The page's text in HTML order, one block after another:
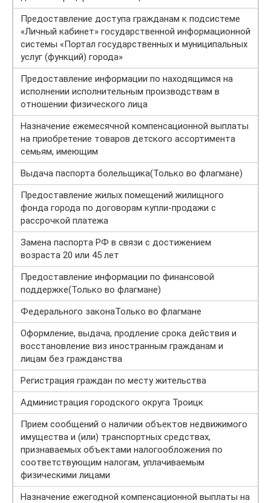
Предоставление доступа гражданам к подсистеме
«Личный кабинет» государственной информационной
системы «Портал государственных и муниципальных
услуг (функций) города»
Предоставление информации по находящимся на
исполнении исполнительным производствам в
отношении физического лица
Назначение ежемесячной компенсационной выплаты
на приобретение товаров детского ассортимента
семьям, имеющим
Выдача паспорта болельщика(Только во флагмане)
Предоставление жилых помещений жилищного
фонда города по договорам купли-продажи с
рассрочкой платежа
Замена паспорта РФ в связи с достижением
возраста 20 или 45 лет
Предоставление информации по финансовой
поддержке(Только во флагмане)
Федерального законаТолько во флагмане
Оформление, выдача, продление срока действия и
восстановление виз иностранным гражданам и
лицам без гражданства
Регистрация граждан по месту жительства
Администрация городского округа Троицк
Прием сообщений о наличии объектов недвижимого
имущества и (или) транспортных средствах,
признаваемых объектами налогообложения по
соответствующим налогам, уплачиваемым
физическими лицами
Назначение ежегодной компенсационной выплаты на